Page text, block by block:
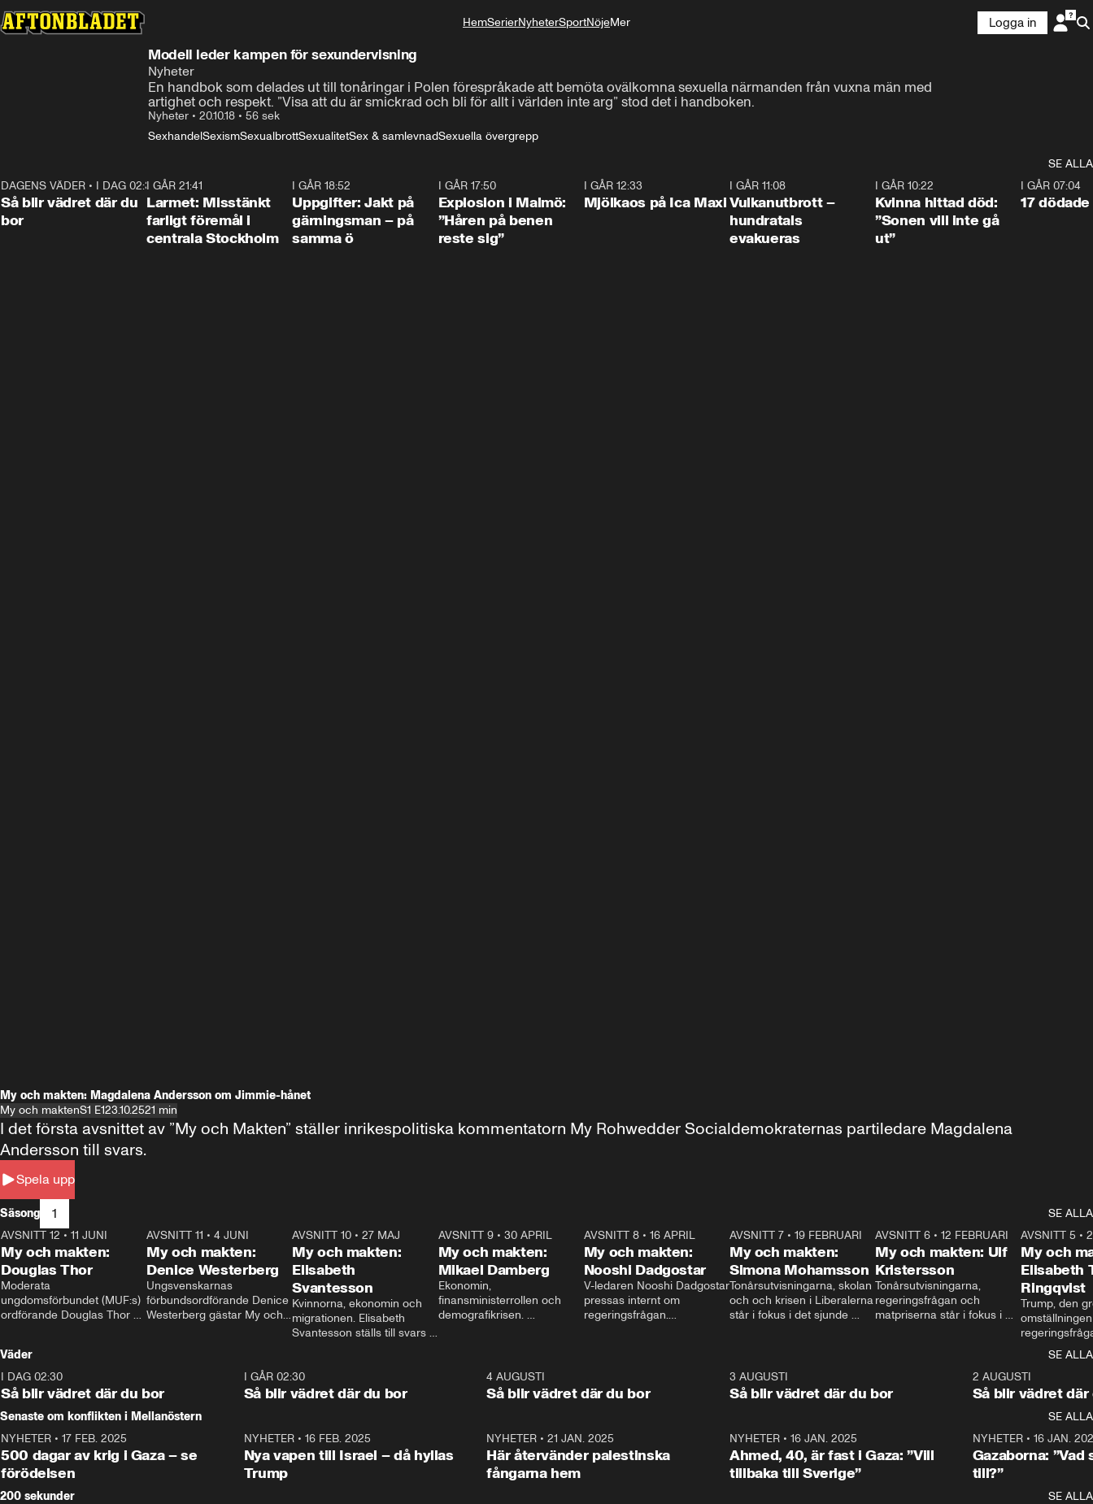
HemSerierNyheterSportNöjeMer
Logga in
Modell leder kampen för sexundervisning
Nyheter
En handbok som delades ut till tonåringar i Polen förespråkade att bemöta ovälkomna sexuella närmanden från vuxna män med
artighet och respekt. ”Visa att du är smickrad och bli för allt i världen inte arg” stod det i handboken.
Nyheter • 20.10.18 • 56 sek
SexhandelSexismSexualbrottSexualitetSex & samlevnadSexuella övergrepp
SE ALLA
1:06
DAGENS VÄDER • I DAG 02:30
Så blir vädret där du
bor
I GÅR 21:41
Larmet: Misstänkt
farligt föremål i
centrala Stockholm
I GÅR 18:52
Uppgifter: Jakt på
gärningsman – på
samma ö
I GÅR 17:50
Explosion i Malmö:
”Håren på benen
reste sig”
I GÅR 12:33
Mjölkaos på Ica Maxi
I GÅR 11:08
Vulkanutbrott –
hundratals
evakueras
I GÅR 10:22
Kvinna hittad död:
”Sonen vill inte gå
ut”
I GÅR 07:04
17
My och makten: Magdalena Andersson om Jimmie-hånet
My och maktenS1 E123.10.2521 min
Spela upp
I det första avsnittet av ”My och Makten” ställer inrikespolitiska kommentatorn My Rohwedder Socialdemokraternas partiledare Magdalena
Andersson till svars.
Säsong 1
SE ALLA
26:27
AVSNITT 12 • 11 JUNI
My och makten:
Douglas Thor
Moderata
ungdomsförbundet (MUF:s)
ordförande Douglas Thor
tonårsutvisningarna och hur
Moderaterna ska locka
väljare till valet i höst.
23:40
AVSNITT 11 •4 JUNI
My och makten:
Denice Westerberg
Ungsvenskarnas
förbundsordförande Denice
Westerberg gästar My och
AVSNITT 10 •27 MAJ
My och makten:
Elisabeth
Svantesson
Kvinnorna, ekonomin och
migrationen. Elisabeth
Svantesson ställs till svars
AVSNITT 9• 30 APRIL
My och makten:
Mikael Damberg
Ekonomin,
finansministerrollen och
demografikrisen.
och Makten.
AVSNITT 8• 16 APRIL
My och makten:
Nooshi Dadgostar
V-ledaren Nooshi Dadgostar
pressas internt om
regeringsfrågan.
– Vi ställer upp i val. Ska vi
vara med så sitter vi förstås
24:30
AVSNITT 7• 19 FEBRUARI
My och makten:
Simona Mohamsson
Tonårsutvisningarna, skolan
och och krisen i Liberalerna
står i fokus i det sjunde
kommentator My
Rohwedder ställer
utbildnings- och
Mohamsson till svars.
27:30
AVSNITT 6 •12 FEBRUARI
My och makten: Ulf
Kristersson
Tonårsutvisningarna,
regeringsfrågan och
matpriserna står i fokus i
Rohwedder ställer
statsminister Ulf Kristersson
AVSNITT 5 •
My och
Elisabeth
Ringqvist
Trump, den
centrum i
avsnittet av
Makten”. Se
Aftonbladets
Rohwedder
Thand Ring
Väder
SE ALLA
I DAG 02:30
Så blir vädret där du bor
1:06
I GÅR 02:30
Så blir vädret där du bor
4 AUGUSTI
Så blir vädret där du bor
3 AUGUSTI
Så blir vädret där du bor
2 AUGUSTI
Så blir vädret där
Senaste om konflikten i Mellanöstern
SE ALLA
NYHETER • 17 FEB. 2025
500 dagar av krig i Gaza – se
förödelsen
NYHETER• 16 FEB. 2025
Nya vapen till Israel – då hyllas
Trump
NYHETER •21 JAN. 2025
Här återvänder palestinska
fångarna hem
NYHETER• 16 JAN. 2025
Ahmed, 40, är fast i Gaza: ”Vill
tillbaka till Sverige”
NYHETER• 16 JAN.
Gazaborna:
till?”
200 sekunder
SE ALLA